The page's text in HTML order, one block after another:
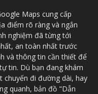
Maps cung cấp
điểm rõ ràng và ngắn
nghiệm đã từng tới
an toàn nhất trước
và thông tin cần thiết để
tin. Dù bạn đang khám
chuyến đi đường dài, hay
quanh, bản đồ "Dẫn